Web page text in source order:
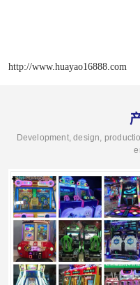
http://www.huayao16888.com
Development, design,